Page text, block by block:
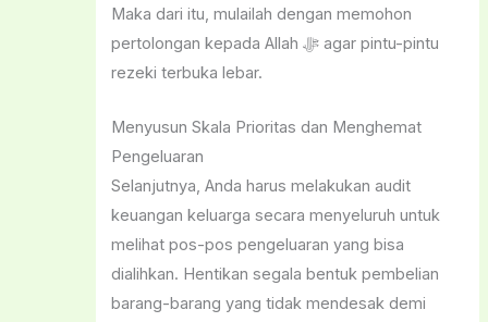
Maka dari itu, mulailah dengan memohon
pertolongan kepada Allah ﷻ agar pintu-pintu
rezeki terbuka lebar.
Menyusun Skala Prioritas dan Menghemat
Pengeluaran
Selanjutnya, Anda harus melakukan audit
keuangan keluarga secara menyeluruh untuk
melihat pos-pos pengeluaran yang bisa
dialihkan. Hentikan segala bentuk pembelian
barang-barang yang tidak mendesak demi